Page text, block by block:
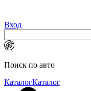
Вход
Поиск по авто
КаталогКаталог